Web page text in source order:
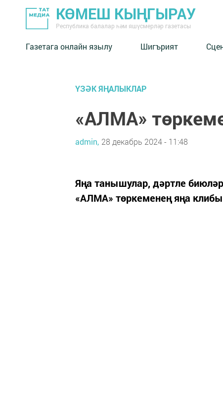
КӨМЕШ КЫҢГЫРАУ
Республика балалар һәм яшүсмерләр газетасы
Газетага онлайн язылу Шигърият
ҮЗӘК ЯҢАЛЫКЛАР
«АЛМА»
admin, 28 декабрь 2024 - 11:48
Яңа танышулар, дәртле
«АЛМА» төркеменең яңа